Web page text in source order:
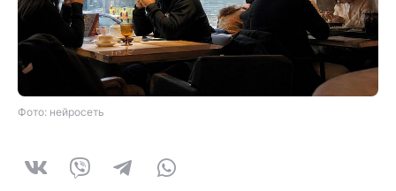
Фото: нейросеть